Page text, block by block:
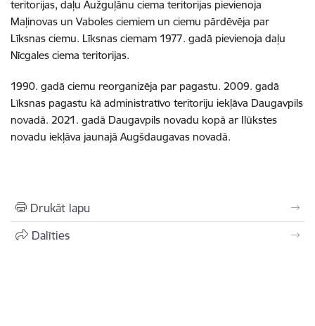
teritorijas, daļu Aužguļānu ciema teritorijas pievienoja
Maļinovas un Vaboles ciemiem un ciemu pārdēvēja par
Līksnas ciemu. Līksnas ciemam 1977. gadā pievienoja daļu
Nīcgales ciema teritorijas.
1990. gadā ciemu reorganizēja par pagastu. 2009. gadā
Līksnas pagastu kā administratīvo teritoriju iekļāva Daugavpils
novadā. 2021. gadā Daugavpils novadu kopā ar Ilūkstes
novadu iekļāva jaunajā Augšdaugavas novadā.
Drukāt lapu
Dalīties